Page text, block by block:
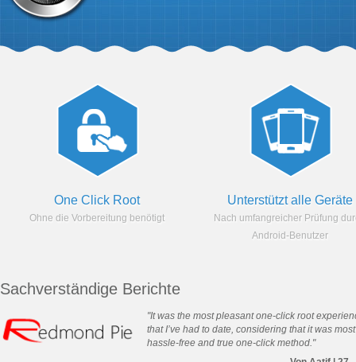
One Click Root
Ohne die Vorbereitung benötigt
Unterstützt alle Geräte
Nach umfangreicher Prüfung
Android-Benutzer
Sachverständige Berichte
"It was the most pleasant one-click root
that I’ve had to date, considering that it was most
hassle-free and true one-click method."